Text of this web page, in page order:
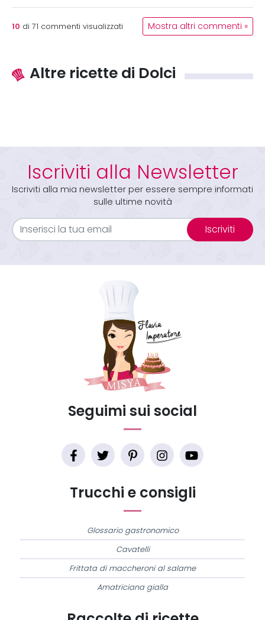
10 di 71 commenti visualizzati Mostra altri commenti »
Altre ricette di Dolci
Iscriviti alla Newsletter
Iscriviti alla mia newsletter per essere sempre informati
sulle ultime novità
Iscriviti
Trucchi e consigli
Glossario gastronomico
Cavatelli
Frittata di maccheroni al salame
Amatriciana gialla
Seguimi sui social